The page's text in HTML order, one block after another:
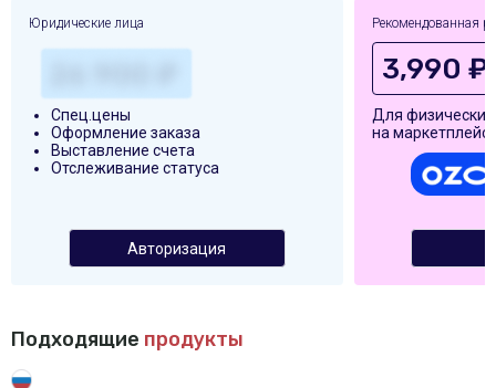
Юридические лица
Спец.цены
Оформление заказа
Выставление счета
Отслеживание статуса
Авторизация
Рекомендованная
3,990 ₽
Для
на
Подходящие продукты